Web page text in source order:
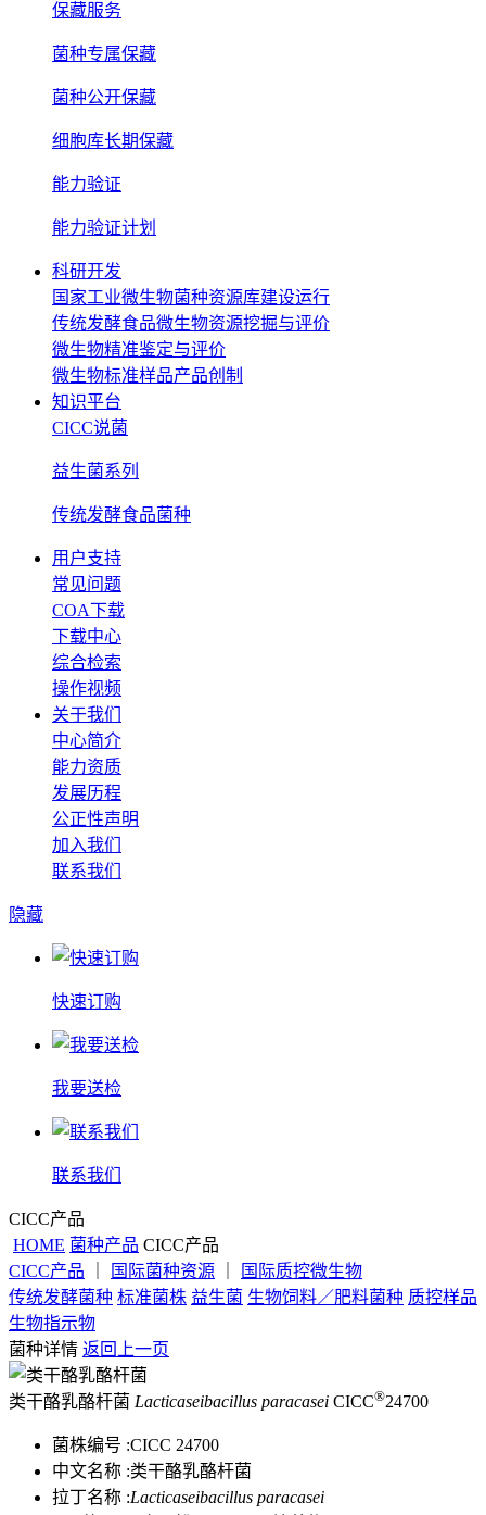
保藏服务
菌种专属保藏
菌种公开保藏
细胞库长期保藏
能力验证
能力验证计划
科研开发
国家工业微生物菌种资源库建设运行
传统发酵食品微生物资源挖掘与评价
微生物精准鉴定与评价
微生物标准样品产品创制
知识平台
CICC说菌
益生菌系列
传统发酵食品菌种
用户支持
常见问题
COA下载
下载中心
综合检索
操作视频
关于我们
中心简介
能力资质
发展历程
公正性声明
加入我们
联系我们
隐藏
快速订购
我要送检
联系我们
CICC产品
HOME 菌种产品 CICC产品
CICC产品
国际菌种资源
国际质控微生物
传统发酵菌种 标准菌株 益生菌 生物饲料／肥料菌种 质控样品
生物指示物
菌种详情 返回上一页
类干酪乳酪杆菌 Lacticaseibacillus paracasei CICC®24700
菌株编号 :CICC 24700
中文名称 :类干酪乳酪杆菌
拉丁名称 :Lacticaseibacillus paracasei